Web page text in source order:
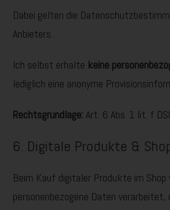
Dabei gelten die
Anbieters.
Ich selbst erhalte keine
lediglich eine anonyme
Rechtsgrundlage: Art. 6 Abs. 1 lit. f
6. Digitale Produkte &
Beim Kauf digitaler Produkte im Shop
personenbezogene Daten verarbeitet,